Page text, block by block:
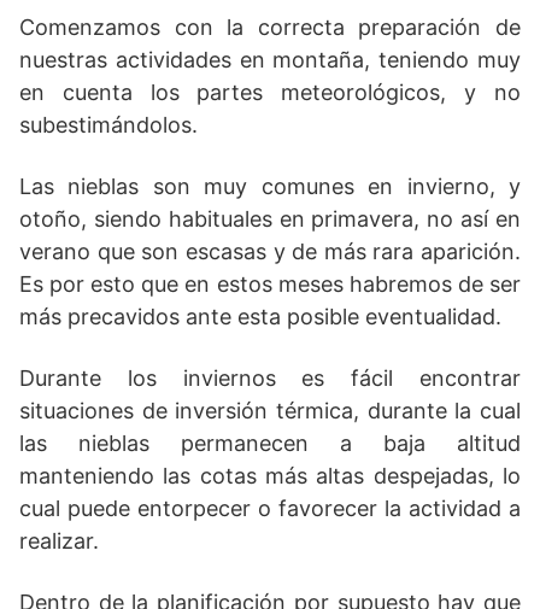
Comenzamos con la correcta preparación de
nuestras actividades en montaña, teniendo muy
en cuenta los partes meteorológicos, y no
subestimándolos.
Las nieblas son muy comunes en invierno, y
otoño, siendo habituales en primavera, no así en
verano que son escasas y de más rara aparición.
Es por esto que en estos meses habremos de ser
más precavidos ante esta posible eventualidad.
Durante los inviernos es fácil encontrar
situaciones de inversión térmica, durante la cual
las nieblas permanecen a baja altitud
manteniendo las cotas más altas despejadas, lo
cual puede entorpecer o favorecer la actividad a
realizar.
Dentro de la planificación por supuesto hay que